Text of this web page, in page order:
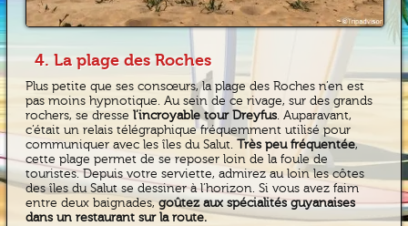
4. La plage des Roches
Plus petite que ses consœurs, la plage des Roches n’en est
pas moins hypnotique. Au sein de ce rivage, sur des grands
rochers, se dressel’incroyable tour Dreyfus. Auparavant,
c’était un relais télégraphique fréquemment utilisé pour
communiquer avec les îles du Salut.Très peu fréquentée,
cette plage permet de se reposer loin de la foule de
touristes. Depuis votre serviette, admirez au loin les côtes
des îles du Salut se dessiner à l’horizon. Si vous avez faim
entre deux baignades,goûtez aux spécialités guyanaises
dans un restaurant sur la route.